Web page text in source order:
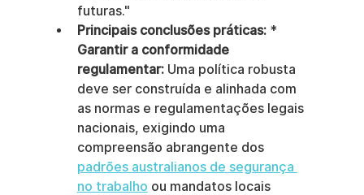
futuras."
Principais conclusões práticas: *
Garantir a conformidade
regulamentar: Uma política robusta
deve ser construída e alinhada com
as normas e regulamentações legais
nacionais, exigindo uma
compreensão abrangente dos
padrões australianos de segurança
no trabalho ou mandatos locais